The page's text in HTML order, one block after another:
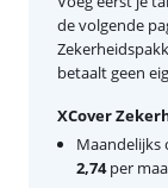
de volgende
betaalt geen
XCover
Maandelijks
2,74per